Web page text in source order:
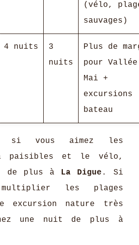
(vélo,
sauvages)
4 nuits
3
nuits
Plus de
pour
Mai +
excursions
bateau
si vous aimez les
paisibles et le vélo,
de plus à La Digue . Si
les plages
excursion nature très
une nuit de plus à